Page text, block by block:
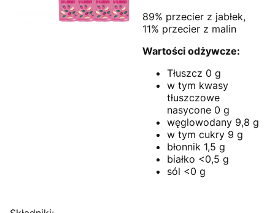
89% przecier z jabłek,
11% przecier z malin
Wartości odżywcze:
Tłuszcz 0 g
w tym kwasy
tłuszczowe
nasycone 0 g
węglowodany 9,8 g
w tym cukry 9 g
błonnik 1,5 g
białko <0,5 g
sól <0 g